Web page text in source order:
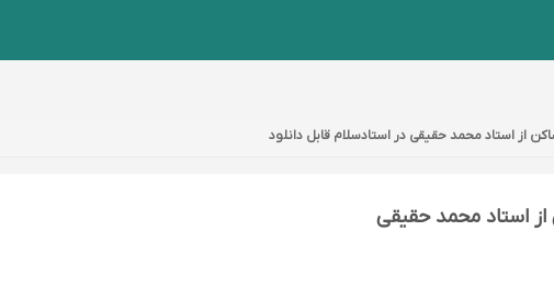
از استاد محمد حقیقی در استادسلام قابل دانلود
از استاد محمد حقیقی